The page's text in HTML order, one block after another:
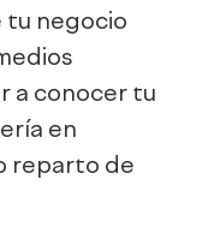
tu negocio
a conocer tu
en
reparto de